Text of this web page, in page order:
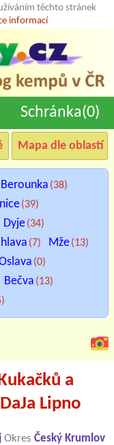
těchto stránek
informací
Schránka(0)
Mapa dle oblastí
Berounka (38)
(39)
Dyje(34)
(7) Mže(13)
(0)
Bečva (13)
a
Lipno
Okres Český Krumlov